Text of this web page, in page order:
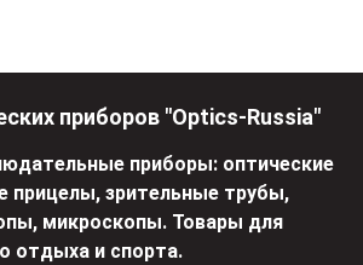
приборов "Optics-Russia"
приборы: оптические
прицелы, зрительные трубы,
микроскопы. Товары для
отдыха и спорта.